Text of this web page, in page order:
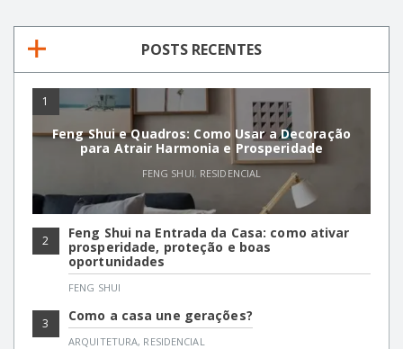
POSTS RECENTES
1
Feng Shui e Quadros: Como Usar a Decoração
para Atrair Harmonia e Prosperidade
FENG SHUI, RESIDENCIAL
2
Feng Shui na Entrada da Casa: como ativar
prosperidade, proteção e boas
oportunidades
FENG SHUI
3 Como a casa une gerações?
ARQUITETURA, RESIDENCIAL